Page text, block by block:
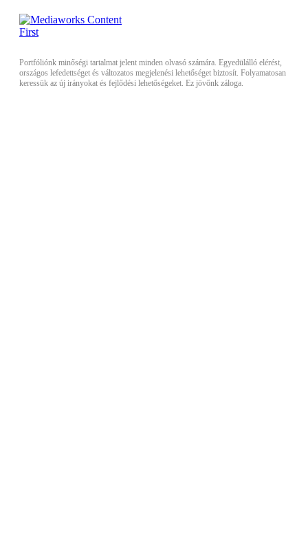
Portfóliónk minőségi tartalmat jelent minden olvasó számára. Egyedülálló elérést,
országos lefedettséget és változatos megjelenési lehetőséget biztosít. Folyamatosan
keressük az új irányokat és fejlődési lehetőségeket. Ez jövőnk záloga.